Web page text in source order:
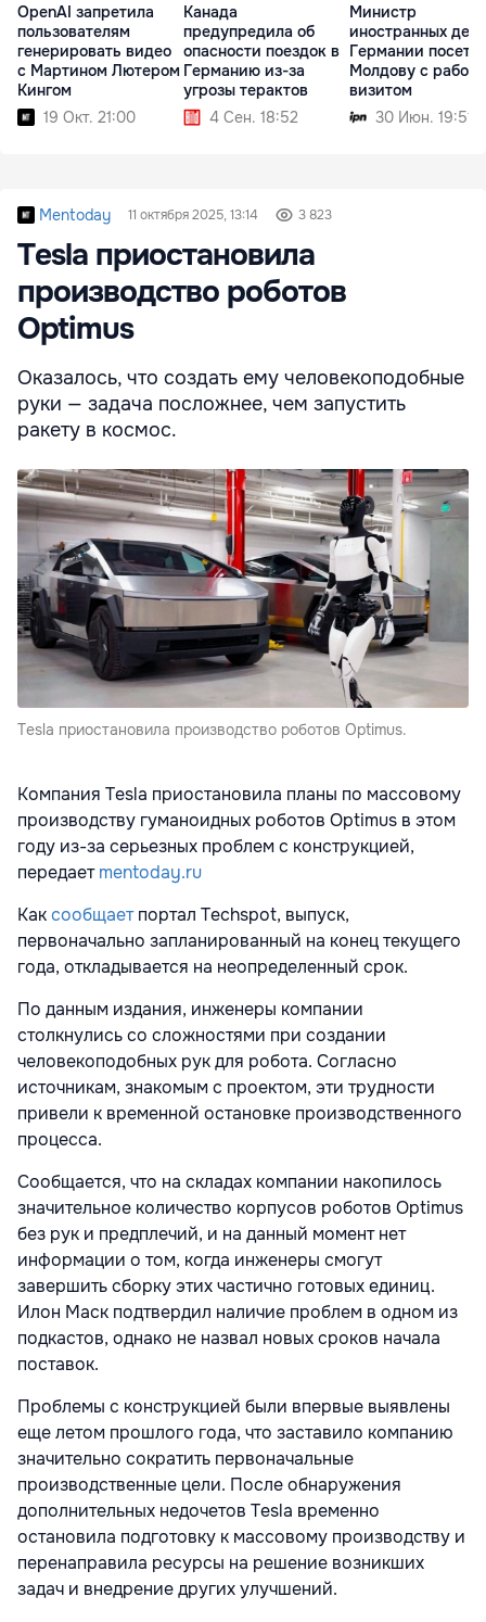
OpenAI запретила
пользователям
генерировать видео
с Мартином Лютером
Кингом
19 Окт. 21:00
Канада
предупредила об
опасности поездок в
Германию из-за
угрозы терактов
4 Сен. 18:52
Министр
иностранных дел
Германии
Молдову с
визитом
30 Июн. 19:51
Mentoday 11 октября 2025, 13:14 3 823
Tesla приостановила
производство роботов
Optimus
Оказалось, что создать ему человекоподобные
руки — задача посложнее, чем запустить
ракету в космос.
Tesla приостановила производство роботов Optimus.
Компания Tesla приостановила планы по массовому
производству гуманоидных роботов Optimus в этом
году из-за серьезных проблем с конструкцией,
передаетmentoday.ru
Каксообщает портал Techspot, выпуск,
первоначально запланированный на конец текущего
года, откладывается на неопределенный срок.
По данным издания, инженеры компании
столкнулись со сложностями при создании
человекоподобных рук для робота. Согласно
источникам, знакомым с проектом, эти трудности
привели к временной остановке производственного
процесса.
Сообщается, что на складах компании накопилось
значительное количество корпусов роботов Optimus
без рук и предплечий, и на данный момент нет
информации о том, когда инженеры смогут
завершить сборку этих частично готовых единиц.
Илон Маск подтвердил наличие проблем в одном из
подкастов, однако не назвал новых сроков начала
поставок.
Проблемы с конструкцией были впервые выявлены
еще летом прошлого года, что заставило компанию
значительно сократить первоначальные
производственные цели. После обнаружения
дополнительных недочетов Tesla временно
остановила подготовку к массовому производству и
перенаправила ресурсы на решение возникших
задач и внедрение других улучшений.